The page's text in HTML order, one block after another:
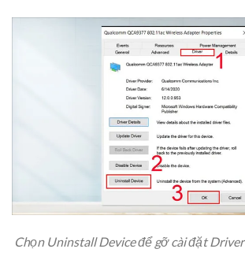
Chọn Uninstall Device để gỡ cài đặt Driver